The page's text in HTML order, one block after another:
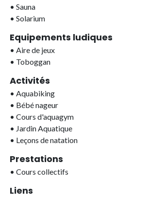
• Sauna
• Solarium
Equipements ludiques
• Aire de jeux
• Toboggan
Activités
• Aquabiking
• Bébé nageur
• Cours d'aquagym
• Jardin Aquatique
• Leçons de natation
Prestations
• Cours collectifs
Liens